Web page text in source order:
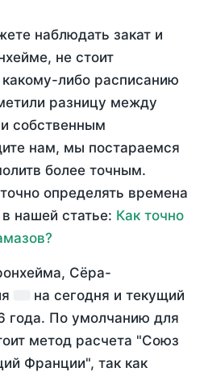
наблюдать закат и
не стоит
либо расписанию
разницу между
собственным
нам, мы постараемся
более точным.
определять времена
нашей статье: Как точно
Сёра-
на сегодня и текущий
года. По умолчанию для
метод расчета "Союз
Франции", так как